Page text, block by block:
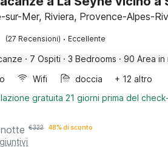
sur-Mer, Riviera, Provence-Alpes-
(27 Recensioni) · Eccellente
· 7 Ospiti · 3 Bedrooms · 90 Area in
Wifi doccia
+ 12 altro
gratuita 21 giorni prima del
€322 48% di sconto